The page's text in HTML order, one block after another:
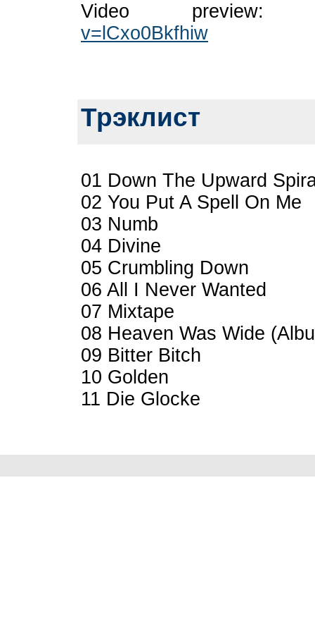
Video
v=lCxo0Bkfhiw
Трэклист
01 Down The Upward
02 You Put A Spell On Me
03 Numb
04 Divine
05 Crumbling Down
06 All I Never Wanted
07 Mixtape
08 Heaven Was Wide
09 Bitter Bitch
10 Golden
11 Die Glocke